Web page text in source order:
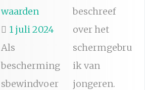
waarden
1 juli 2024
Als
bescherming
sbewindvoer
beschreef
over het
schermgebru
ik van
jongeren.